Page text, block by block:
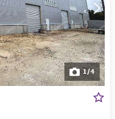
1/4